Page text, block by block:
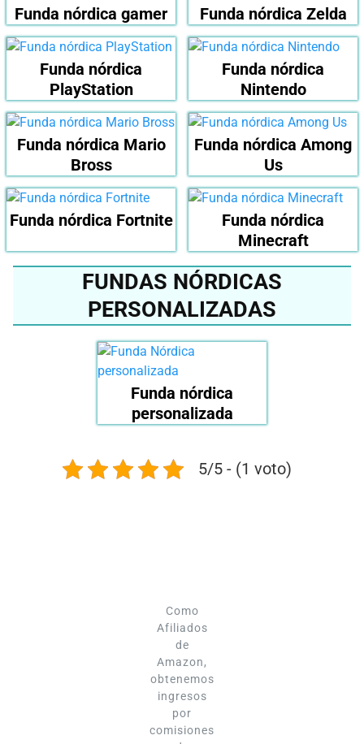
Funda nórdica gamer Funda nórdica Zelda
Funda nórdica
PlayStation
Funda nórdica
Nintendo
Funda nórdica Mario
Bross
Funda nórdica Among
Us
Funda nórdica Fortnite
Funda nórdica
Minecraft
FUNDAS NÓRDICAS
PERSONALIZADAS
Funda nórdica
personalizada
5/5 - (1 voto)
Como
Afiliados
de
Amazon,
obtenemos
ingresos
por
comisiones